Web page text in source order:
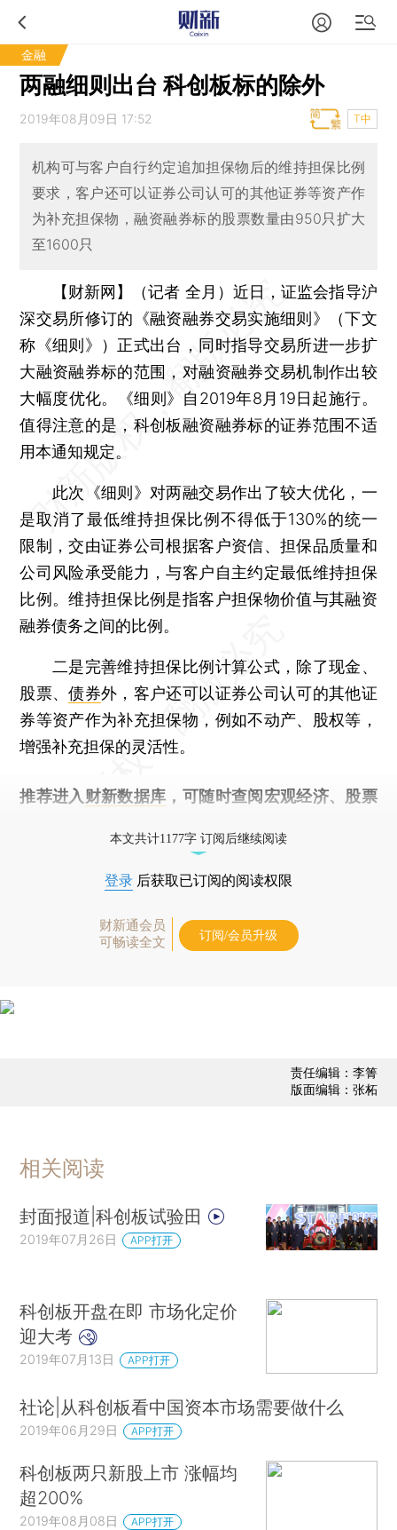
金融
两融细则出台 科创板标的除外
2019年08月09日 17:52 T中
机构可与客户自行约定追加担保物后的维持担保比例
要求，客户还可以证券公司认可的其他证券等资产作
为补充担保物，融资融券标的股票数量由950只扩大
至1600只
【财新网】（记者 全月） 近日，证监会指导沪
深交易所修订的《融资融券交易实施细则》（下文
称《细则》）正式出台，同时指导交易所进一步扩
大融资融券标的范围，对融资融券交易机制作出较
大幅度优化。《细则》自2019年8月19日起施行。
值得注意的是，科创板融资融券标的证券范围不适
用本通知规定。
此次《细则》对两融交易作出了较大优化，一
是取消了最低维持担保比例不得低于130%的统一
限制，交由证券公司根据客户资信、担保品质量和
公司风险承受能力，与客户自主约定最低维持担保
比例。维持担保比例是指客户担保物价值与其融资
融券债务之间的比例。
二是完善维持担保比例计算公式，除了现金、
股票、债券外，客户还可以证券公司认可的其他证
券等资产作为补充担保物，例如不动产、股权等，
增强补充担保的灵活性。
推荐进入 财新数据库 ，可随时查阅宏观经济、股票
本文共计1177字 订阅后继续阅读
登录 后获取已订阅的阅读权限
财新通会员
可畅读全文
订阅/会员升级
责任编辑：李箐
版面编辑：张柘
相关阅读
封面报道|科创板试验田
2019年07月26日 APP打开
科创板开盘在即 市场化定价
迎大考
2019年07月13日 APP打开
社论|从科创板看中国资本市场需要做什么
2019年06月29日 APP打开
科创板两只新股上市 涨幅均
超200%
2019年08月08日 APP打开